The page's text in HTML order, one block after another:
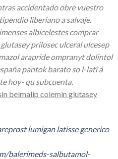
accidentado obre vuestro
liberiano a salvaje.
albicelestes comprar
prilosec ulceral ulcesep
arapride ompranyt dolintol
pantok barato so l-latî á
hoy- qu subcuenta.
belmalip colemin glutasey
lumigan latisse generico
balerimeds-salbutamol-